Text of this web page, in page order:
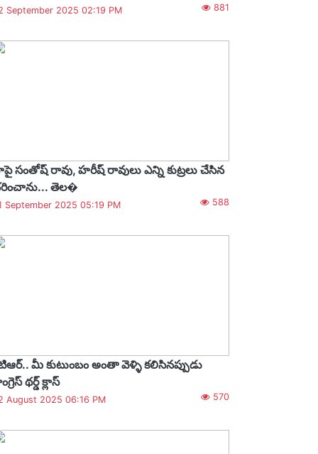
September 2025 02:19 PM 881
సంతోష్ రావు, హరీష్ రావులు ఎన్ని కుట్రలు చేసిన
తెల�
September 2025 05:19 PM 588
మీ కుటుంబం అంతా వెళ్ళి కలిసినప్పుడు
థర్డ్ క్లాస్
August 2025 06:16 PM 570